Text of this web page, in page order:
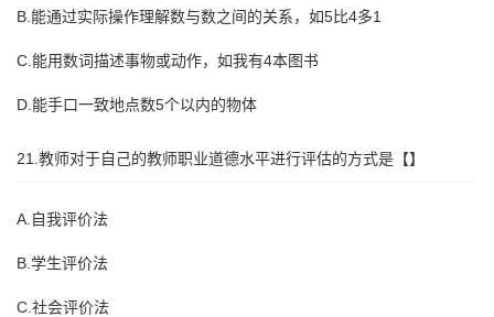
B.能通过实际操作理解数与数之间的关系，如5比4多1
C.能用数词描述事物或动作，如我有4本图书
D.能手口一致地点数5个以内的物体
21.教师对于自己的教师职业道德水平进行评估的方式是【】
A.自我评价法
B.学生评价法
C.社会评价法